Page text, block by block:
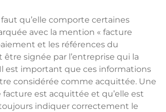
qu’elle comporte certaines
avec la mention « facture
et les références du
signée par l’entreprise qui la
est important que ces informations
considérée comme acquittée. Une
est acquittée et qu’elle est
indiquer correctement le